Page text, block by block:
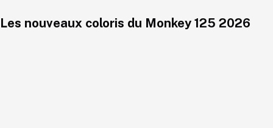
Les nouveaux coloris du Monkey 125 2026